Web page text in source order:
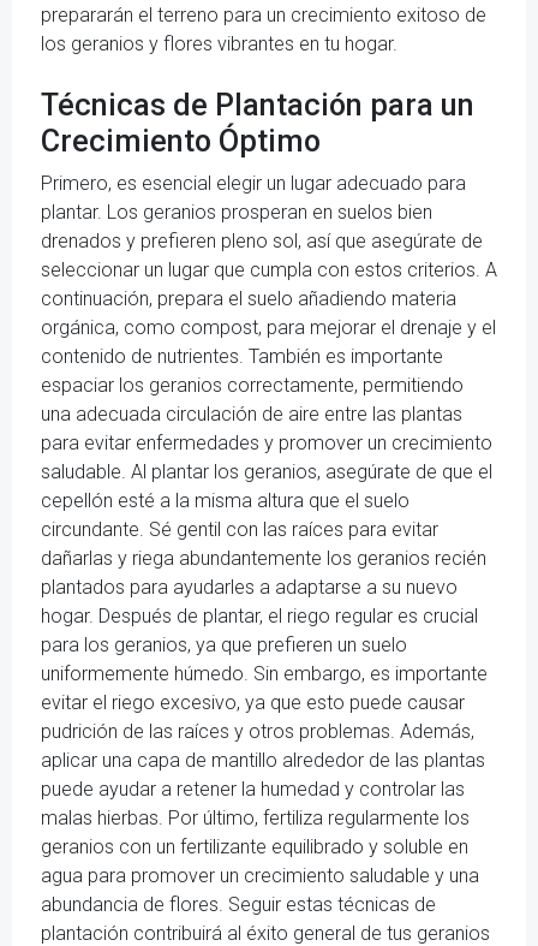
prepararán el terreno para un crecimiento exitoso de
los geranios y flores vibrantes en tu hogar.
Técnicas de Plantación para un
Crecimiento Óptimo
Primero, es esencial elegir un lugar adecuado para
plantar. Los geranios prosperan en suelos bien
drenados y prefieren pleno sol, así que asegúrate de
seleccionar un lugar que cumpla con estos criterios. A
continuación, prepara el suelo añadiendo materia
orgánica, como compost, para mejorar el drenaje y el
contenido de nutrientes. También es importante
espaciar los geranios correctamente, permitiendo
una adecuada circulación de aire entre las plantas
para evitar enfermedades y promover un crecimiento
saludable. Al plantar los geranios, asegúrate de que el
cepellón esté a la misma altura que el suelo
circundante. Sé gentil con las raíces para evitar
dañarlas y riega abundantemente los geranios recién
plantados para ayudarles a adaptarse a su nuevo
hogar. Después de plantar, el riego regular es crucial
para los geranios, ya que prefieren un suelo
uniformemente húmedo. Sin embargo, es importante
evitar el riego excesivo, ya que esto puede causar
pudrición de las raíces y otros problemas. Además,
aplicar una capa de mantillo alrededor de las plantas
puede ayudar a retener la humedad y controlar las
malas hierbas. Por último, fertiliza regularmente los
geranios con un fertilizante equilibrado y soluble en
agua para promover un crecimiento saludable y una
abundancia de flores. Seguir estas técnicas de
plantación contribuirá al éxito general de tus geranios